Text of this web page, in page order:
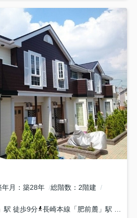
年月 築28年 総階数
2階建
」駅 徒歩9分 長崎本線 「 肥前麓 」駅 徒歩38分